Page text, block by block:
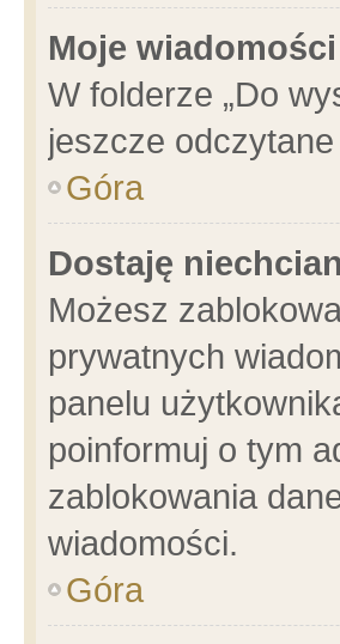
Moje
W folderze „Do
jeszcze
Góra
Dostaję
Możesz
prywatnych
panelu
poinformuj o tym
zablokowania
wiadomości.
Góra